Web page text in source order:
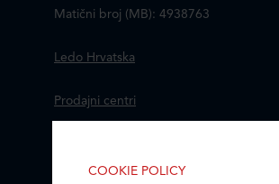
Matični broj (MB): 4938763
Ledo Hrvatska
Prodajni centri
COOKIE POLICY